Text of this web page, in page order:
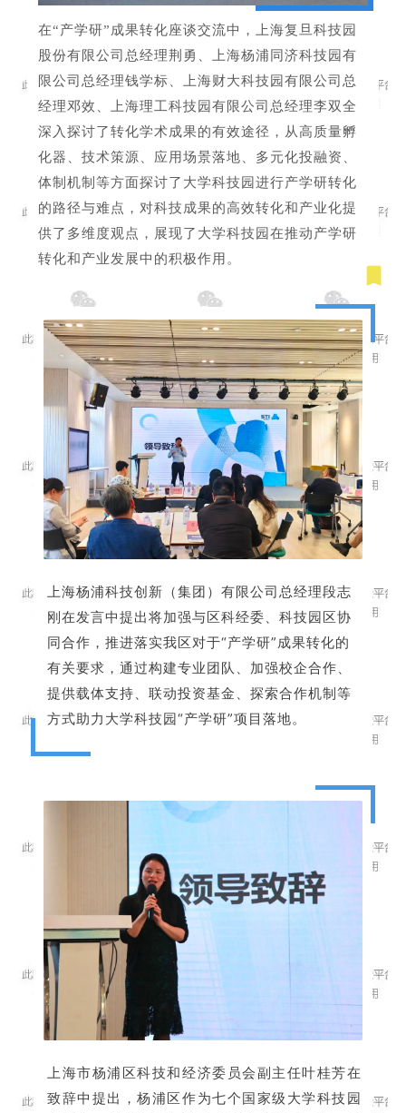
在“产学研”成果转化座谈交流中，上海复旦科技园
股份有限公司总经理荆勇、上海杨浦同济科技园有
限公司总经理钱学标、上海财大科技园有限公司总
经理邓效、上海理工科技园有限公司总经理李双全
深入探讨了转化学术成果的有效途径，从高质量孵
化器、技术策源、应用场景落地、多元化投融资、
体制机制等方面探讨了大学科技园进行产学研转化
的路径与难点，对科技成果的高效转化和产业化提
供了多维度观点，展现了大学科技园在推动产学研
转化和产业发展中的积极作用。
上海杨浦科技创新（集团）有限公司总经理段志
刚在发言中提出将加强与区科经委、科技园区协
同合作，推进落实我区对于“产学研”成果转化的
有关要求，通过构建专业团队、加强校企合作、
提供载体支持、联动投资基金、探索合作机制等
方式助力大学科技园“产学研”项目落地。
上海市杨浦区科技和经济委员会副主任叶桂芳在
致辞中提出，杨浦区作为七个国家级大学科技园